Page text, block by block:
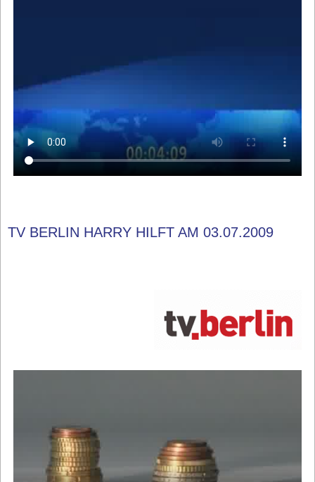
TV BERLIN HARRY HILFT AM 03.07.2009